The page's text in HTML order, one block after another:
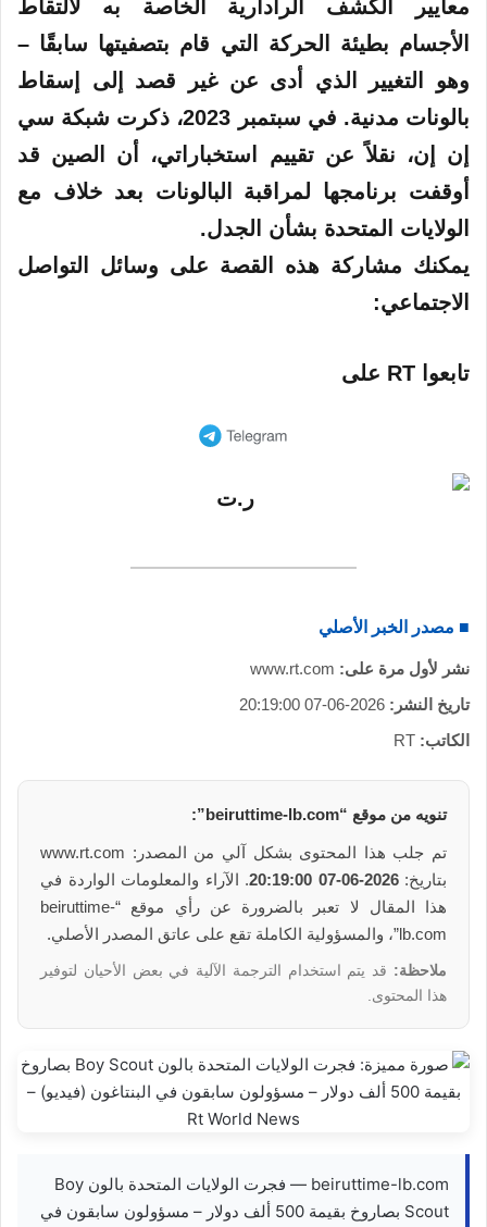
معايير الكشف الرادارية الخاصة به لالتقاط
الأجسام بطيئة الحركة التي قام بتصفيتها سابقًا –
وهو التغيير الذي أدى عن غير قصد إلى إسقاط
بالونات مدنية. في سبتمبر 2023، ذكرت شبكة سي
إن إن، نقلاً عن تقييم استخباراتي، أن الصين قد
أوقفت برنامجها لمراقبة البالونات بعد خلاف مع
الولايات المتحدة بشأن الجدل.
يمكنك مشاركة هذه القصة على وسائل التواصل
الاجتماعي:
تابعوا RT على
■ مصدر الخبر الأصلي
نشر لأول مرة على: www.rt.com
تاريخ النشر: 2026-06-07 20:19:00
الكاتب: RT
تنويه من موقع “beiruttime-lb.com”:
تم جلب هذا المحتوى بشكل آلي من المصدر: www.rt.com
بتاريخ:2026-06-07 20:19:00
. الآراء والمعلومات الواردة في
هذا المقال لا تعبر بالضرورة عن رأي موقع “beiruttime-
lb.com”، والمسؤولية الكاملة تقع على عاتق المصدر الأصلي.
ملاحظة: قد يتم استخدام الترجمة الآلية في بعض الأحيان لتوفير
هذا المحتوى.
beiruttime-lb.com — فجرت الولايات المتحدة بالون Boy
Scout بصاروخ بقيمة 500 ألف دولار – مسؤولون سابقون في